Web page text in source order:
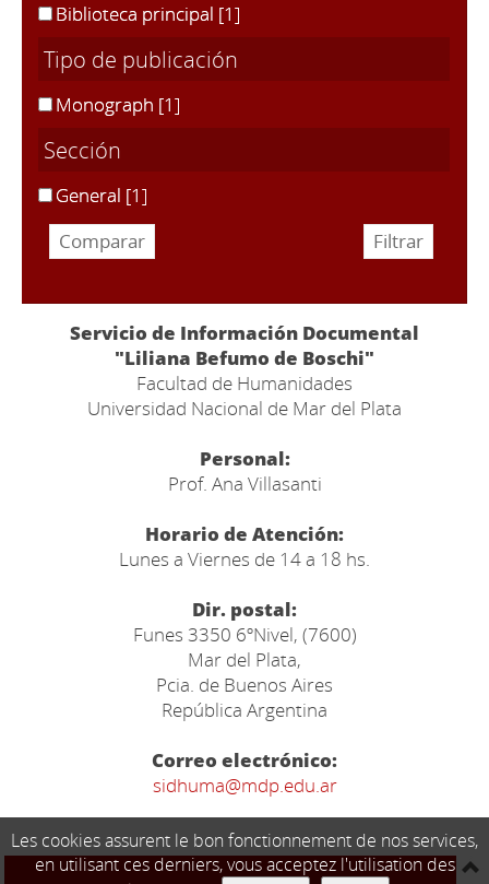
Biblioteca principal [1]
Tipo de publicación
Monograph [1]
Sección
General [1]
Servicio de Información Documental
"Liliana Befumo de Boschi"
Facultad de Humanidades
Universidad Nacional de Mar del Plata
Personal:
Prof. Ana Villasanti
Horario de Atención:
Lunes a Viernes de 14 a 18 hs.
Dir. postal:
Funes 3350 6ºNivel, (7600)
Mar del Plata,
Pcia. de Buenos Aires
República Argentina
Correo electrónico:
sidhuma@mdp.edu.ar
Les cookies assurent le bon fonctionnement de nos services,
en utilisant ces derniers, vous acceptez l'utilisation des